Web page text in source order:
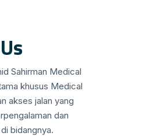
Sahirman Medical
khusus Medical
akses jalan yang
dan
bidangnya.